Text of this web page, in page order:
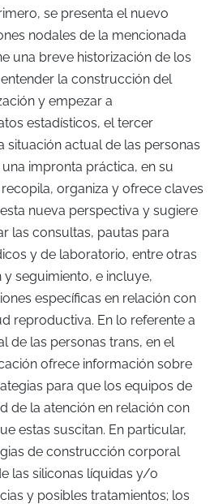
se presenta el nuevo
nodales de la mencionada
una breve historización de los
la construcción del
y empezar a
estadísticos, el tercer
situación actual de las personas
impronta práctica, en su
organiza y ofrece claves
nueva perspectiva y sugiere
las consultas, pautas para
y de laboratorio, entre otras
seguimiento, e incluye,
específicas en relación con
reproductiva. En lo referente a
de las personas trans, en el
ofrece información sobre
para que los equipos de
de la atención en relación con
estas suscitan. En particular,
de construcción corporal
las siliconas líquidas y/o
y posibles tratamientos; los